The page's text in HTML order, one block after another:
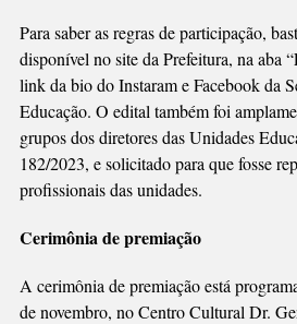
Para saber as regras de participação,
disponível no site da Prefeitura, na aba
link da bio do Instaram e Facebook da
Educação. O edital também foi
grupos dos diretores das Unidades
182/2023, e solicitado para que fosse
profissionais das unidades.
Cerimônia de premiação
A cerimônia de premiação está
de novembro, no Centro Cultural Dr.